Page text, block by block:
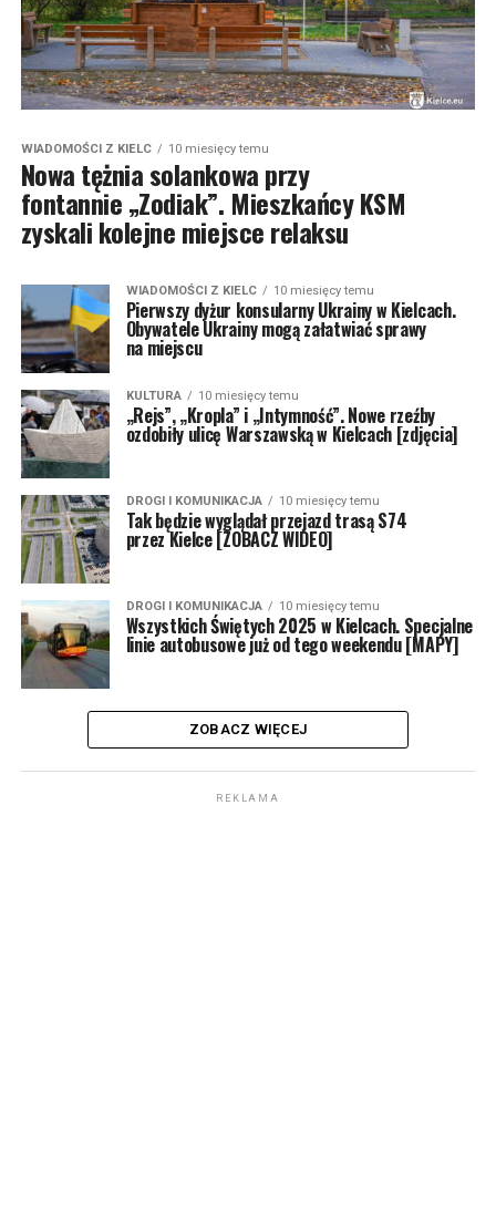
WIADOMOŚCI Z KIELC 10 miesięcy temu
Nowa tężnia solankowa przy
fontannie „Zodiak”. Mieszkańcy KSM
zyskali kolejne miejsce relaksu
WIADOMOŚCI Z KIELC 10 miesięcy temu
Pierwszy dyżur konsularny Ukrainy w Kielcach.
Obywatele Ukrainy mogą załatwiać sprawy
na miejscu
KULTURA 10 miesięcy temu
„Rejs”, „Kropla” i „Intymność”. Nowe rzeźby
ozdobiły ulicę Warszawską w Kielcach [zdjęcia]
DROGI I KOMUNIKACJA 10 miesięcy temu
Tak będzie wyglądał przejazd trasą S74
przez Kielce [ZOBACZ WIDEO]
DROGI I KOMUNIKACJA 10 miesięcy temu
Wszystkich Świętych 2025 w Kielcach. Specjalne
linie autobusowe już od tego weekendu [MAPY]
ZOBACZ WIĘCEJ
REKLAMA